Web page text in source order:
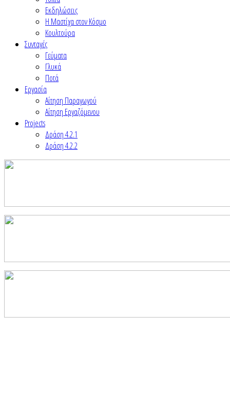
Εκδηλώσεις
Η Μαστίχα στον Κόσμο
Κουλτούρα
Συνταγές
Γεύματα
Γλυκά
Ποτά
Εργασία
Αίτηση Παραγωγού
Αίτηση Εργαζόμενου
Projects
Δράση 4.2.1
Δράση 4.2.2